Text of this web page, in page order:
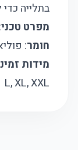
בתלייה
מפרט טכני:
חומר:
מידות
L, XL, XXL